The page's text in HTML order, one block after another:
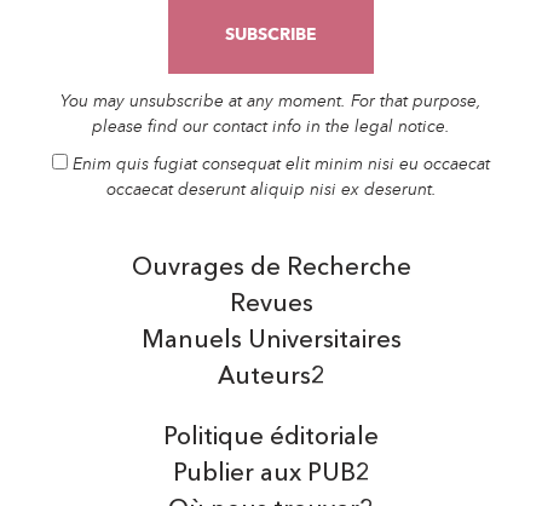
You may unsubscribe at any moment. For that purpose,
please find our contact info in the legal notice.
Enim quis fugiat consequat elit minim nisi eu occaecat
occaecat deserunt aliquip nisi ex deserunt.
Auteurs2
Manuels Universitaires
Ouvrages de Recherche
Revues
Politique éditoriale
Publier aux PUB2